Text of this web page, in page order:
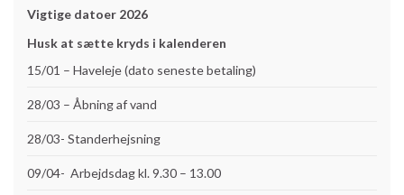
Vigtige datoer 2026
Husk at sætte kryds i kalenderen
15/01 – Haveleje (dato seneste betaling)
28/03 – Åbning af vand
28/03- Standerhejsning
09/04- Arbejdsdag kl. 9.30 – 13.00